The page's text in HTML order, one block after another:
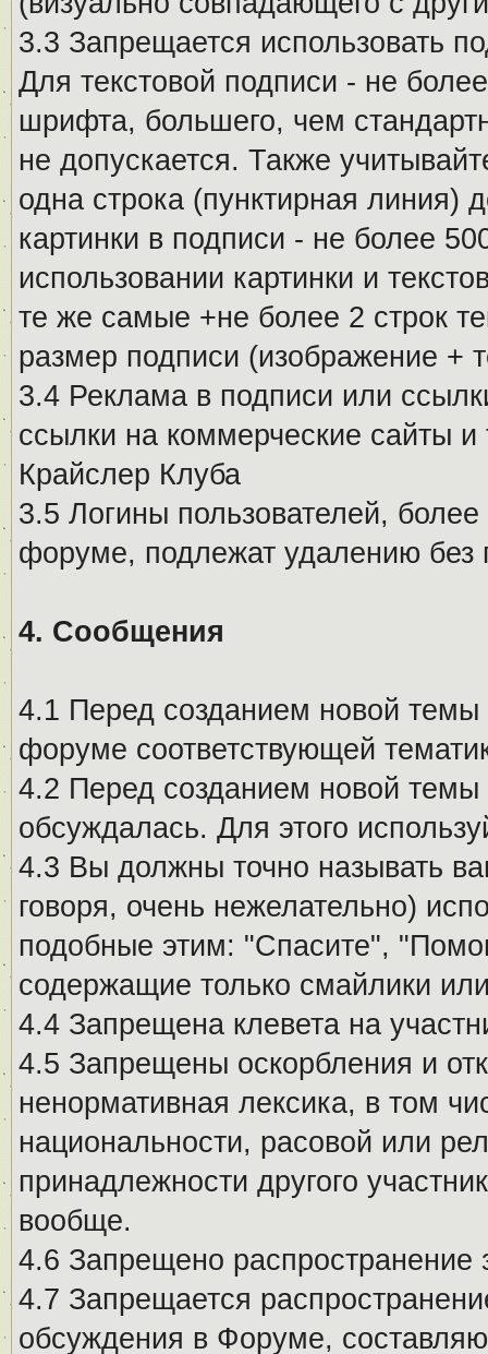
3.3 Запрещается использовать
Для текстовой подписи - не
шрифта, большего, чем
не допускается. Также
одна строка (пунктирная линия)
картинки в подписи - не более
использовании картинки и
те же самые +не более 2 строк
размер подписи (изображение +
3.4 Реклама в подписи или
ссылки на коммерческие сайты
Крайслер Клуба
3.5 Логины пользователей,
форуме, подлежат удалению без
4. Сообщения
4.1 Перед созданием новой темы
форуме соответствующей
4.2 Перед созданием новой
обсуждалась. Для этого
4.3 Вы должны точно называть
говоря, очень нежелательно)
подобные этим: "Спасите",
содержащие только смайлики
4.4 Запрещена клевета на
4.5 Запрещены оскорбления и
ненормативная лексика, в том
национальности, расовой или
принадлежности другого
вообще.
4.6 Запрещено
4.7 Запрещается
обсуждения в Форуме,